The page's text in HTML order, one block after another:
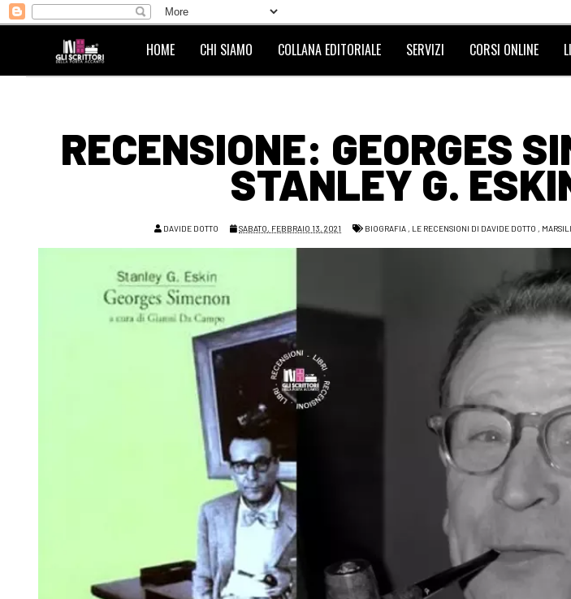
HOME CHI SIAMO COLLANA EDITORIALE SERVIZI CORSI ONLINE
RECENSIONE: GEORGES
STANLEY G.
DAVIDE DOTTO SABATO, FEBBRAIO 13, 2021 BIOGRAFIA , LE RECENSIONI DI DAVIDE DOTTO ,